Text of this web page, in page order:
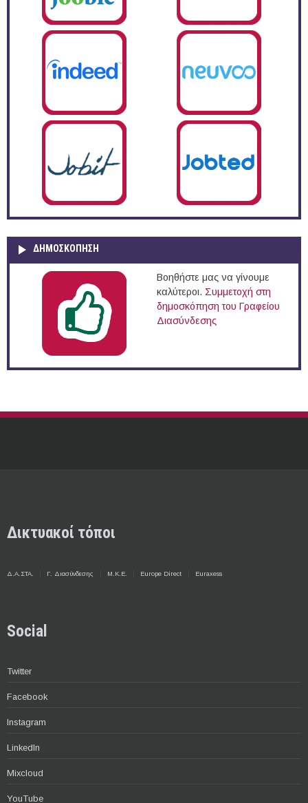
ΔΗΜΟΣΚΌΠΗΣΗ
Βοηθήστε μας να γίνουμε
καλύτεροι. Συμμετοχή στη
δημοσκόπηση του Γραφείου
Διασύνδεσης
Δικτυακοί τόποι
Δ.Α.ΣΤΑ. Γ. Διασύνδεσης Μ.Κ.Ε. Europe Direct Euraxess
Social
Twitter
Facebook
Instagram
LinkedIn
Mixcloud
YouTube